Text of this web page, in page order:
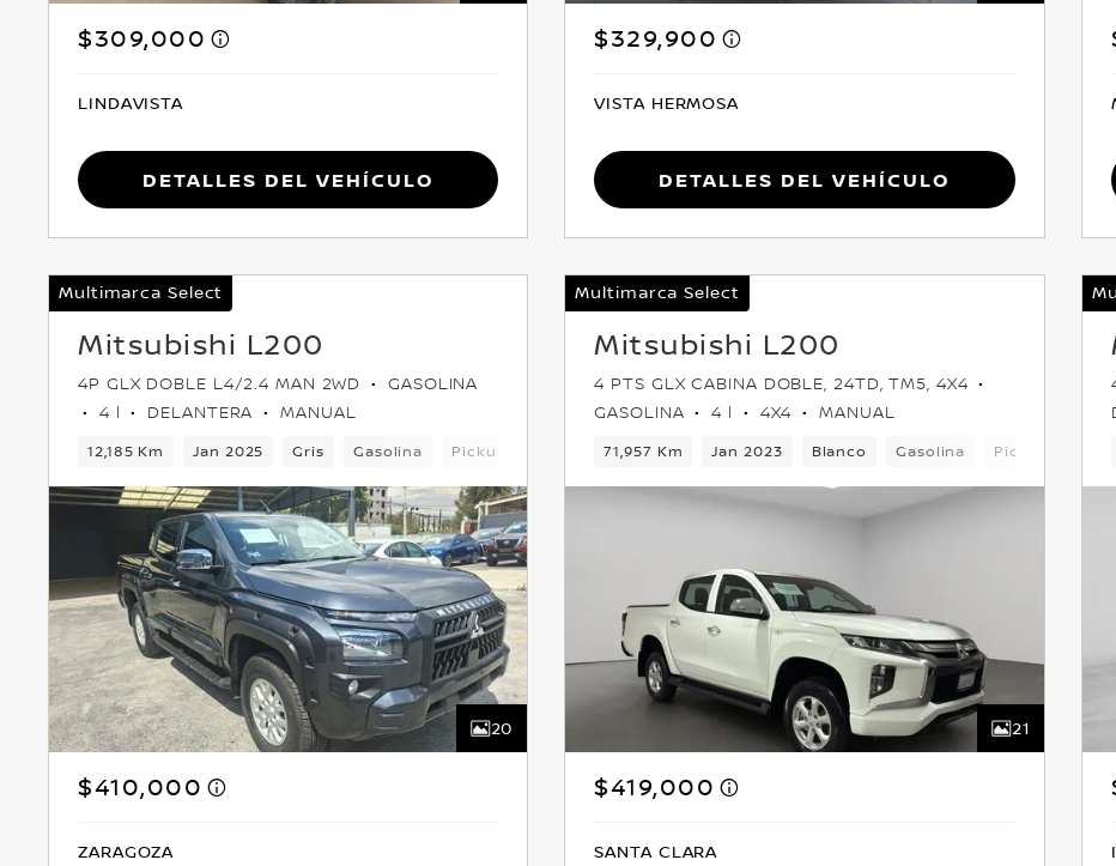
$309,000
LINDAVISTA
Detalles del vehículo
$329,900
VISTA HERMOSA
Detalles del vehículo
Multimarca Select
Mitsubishi L200
4P GLX DOBLE L4/2.4 MAN 2WD
GASOLINA
4 l
DELANTERA MANUAL
12,185 Km Jan 2025 Gris Gasolina Pickup Delantera
20
$410,000
ZARAGOZA
Multimarca Select
Mitsubishi L200
4 PTS GLX CABINA DOBLE, 24TD, TM5, 4X4
GASOLINA
4 l 4X4 MANUAL
71,957 Km Jan 2023 Blanco Gasolina Pickup
21
$419,000
SANTA CLARA